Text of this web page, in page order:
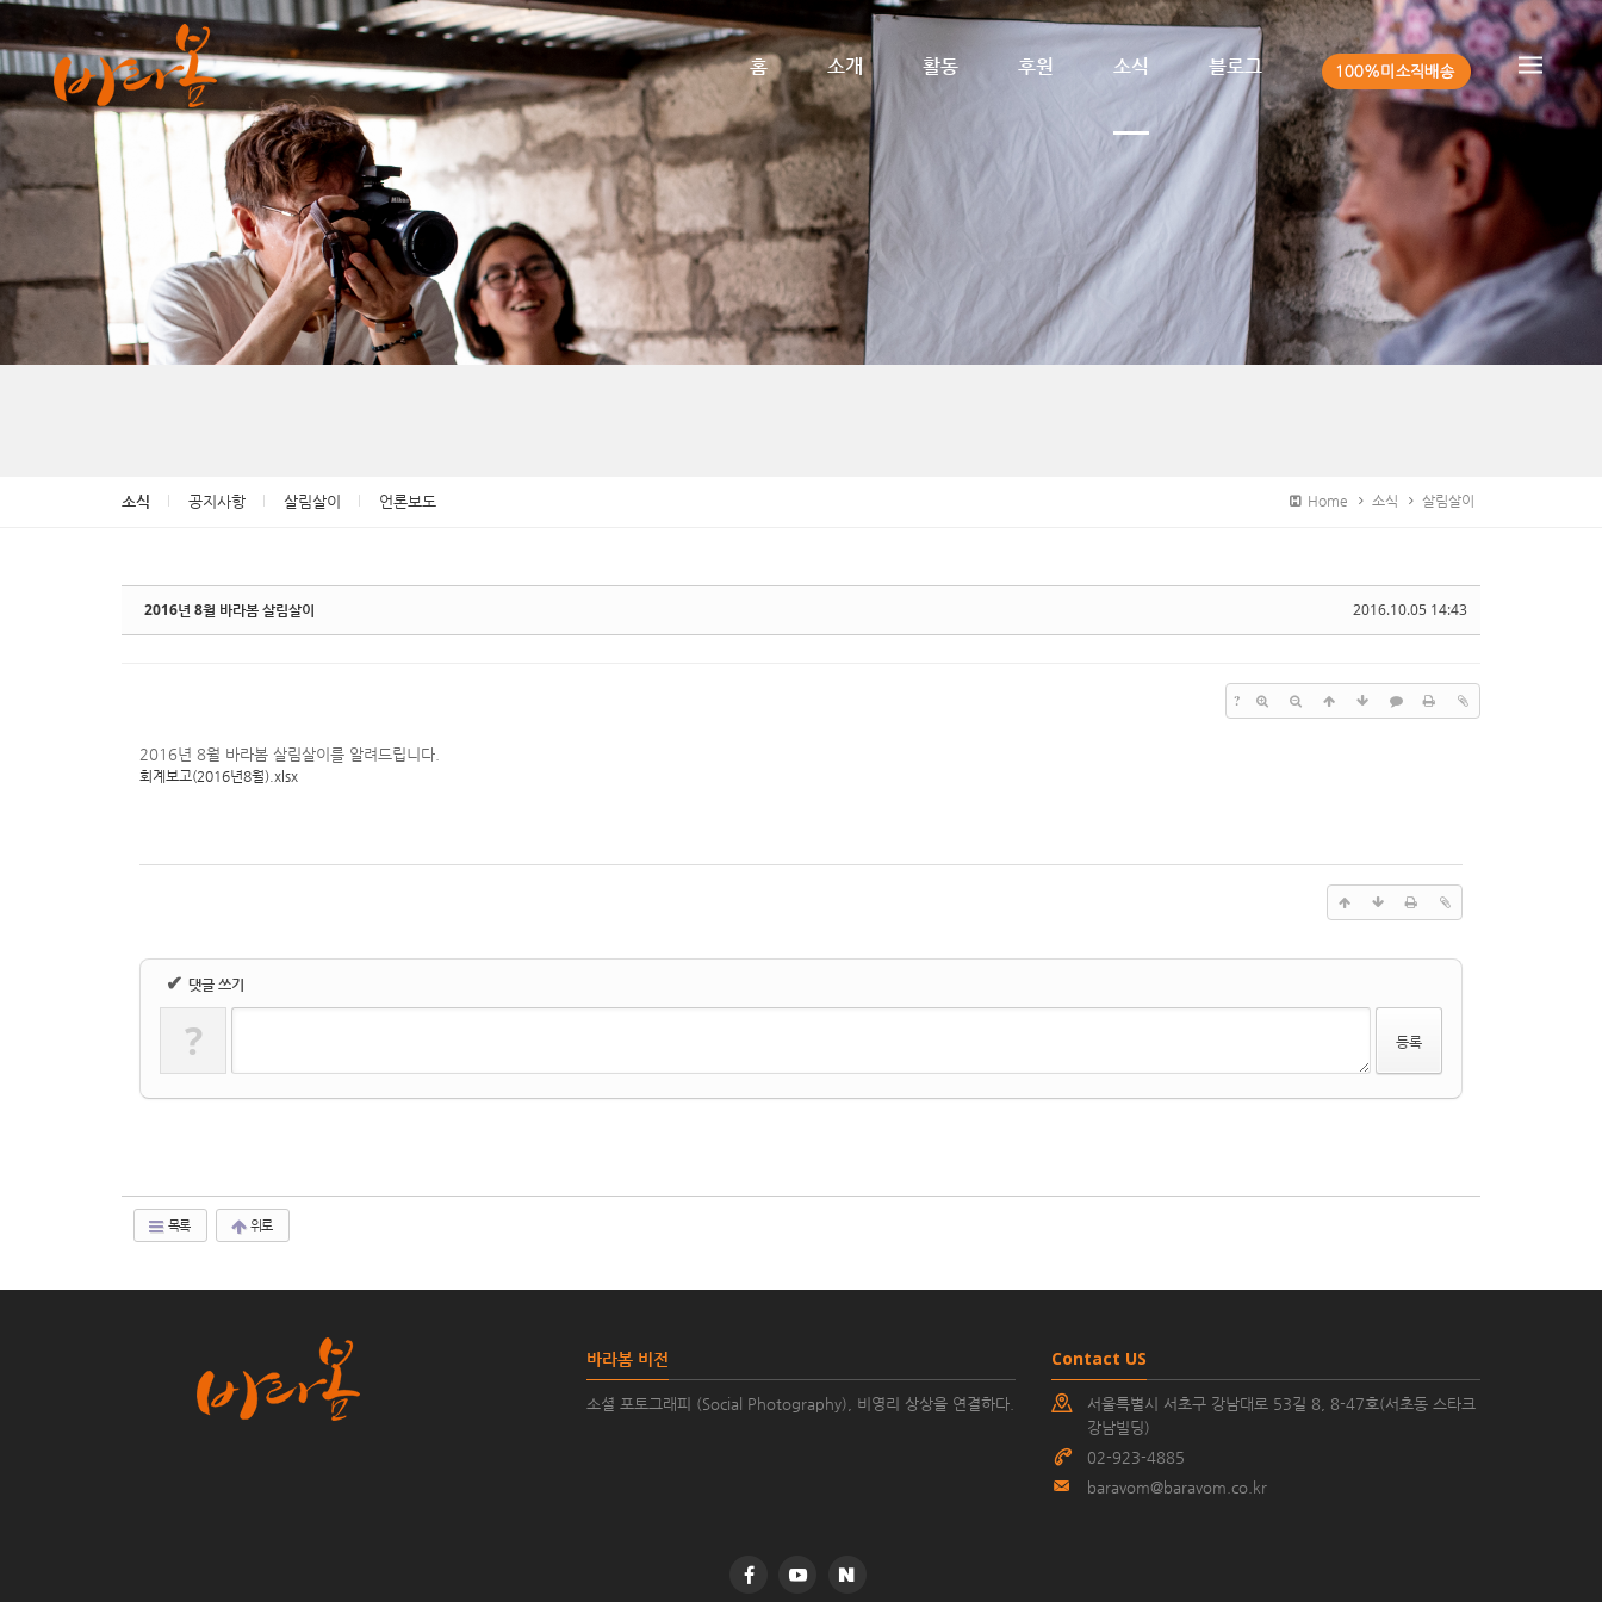
홈 소개 활동 후원 소식 블로그
소식 공지사항 살림살이 언론보도 Home 소식 살림살이
2016.10.05 14:43
2016년 8월 바라봄 살림살이
?
2016년 8월 바라봄 살림살이를 알려드립니다.
회계보고(2016년8월).xlsx
✔ 댓글 쓰기
?
목록 위로
바라봄 비전
소셜 포토그래피 (Social Photography), 비영리 상상을 연결하다.
Contact US
서울특별시 서초구 강남대로 53길 8, 8-47호(서초동 스타크
강남빌딩)
02-923-4885
baravom@baravom.co.kr